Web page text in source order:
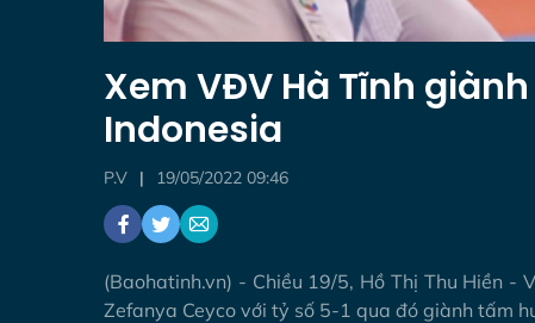
Xem VĐV Hà Tĩnh
Indonesia
P.V 19/05/2022 09:46
(Baohatinh.vn) - Chiều 19/5, Hồ Thị Thu Hiền
Zefanya Ceyco với tỷ số 5-1 qua đó giành tấm